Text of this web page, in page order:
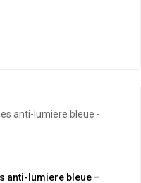
anti-lumiere bleue –